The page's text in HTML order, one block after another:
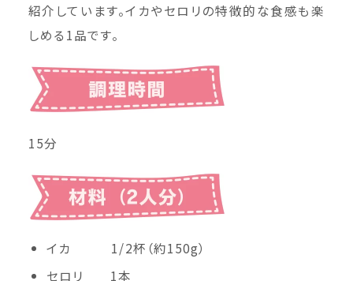
紹介しています。イカやセロリの特徴的な食感も楽
しめる1品です。
15分
イカ 1/2杯（約150g）
セロリ 1本